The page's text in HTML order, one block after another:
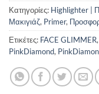
Κατηγορίες: Highlighter |
Μακιγιάζ, Primer,
Ετικέτες: FACE GLIMMER,
PinkDiamond,